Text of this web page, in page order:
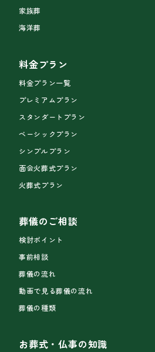
家族葬
海洋葬
料金プラン
料金プラン一覧
プレミアムプラン
スタンダートプラン
ベーシックプラン
シンプルプラン
面会火葬式プラン
火葬式プラン
葬儀のご相談
検討ポイント
事前相談
葬儀の流れ
動画で見る葬儀の流れ
葬儀の種類
お葬式・仏事の知識